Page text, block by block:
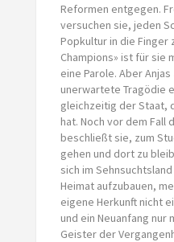
Reformen entgegen.
versuchen sie, jeden
Popkultur in die Finger
Champions» ist für sie
eine Parole. Aber
unerwartete Tragödie
gleichzeitig der Staat,
hat. Noch vor dem Fall
beschließt sie, zum
gehen und dort zu
sich im
Heimat aufzubauen,
eigene Herkunft nicht
und ein Neuanfang nur
Geister der